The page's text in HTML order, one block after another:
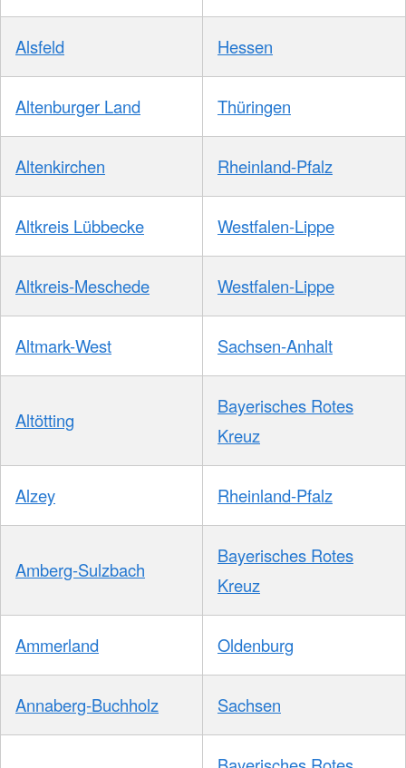
Alsfeld Hessen
Altenburger Land Thüringen
Altenkirchen Rheinland-Pfalz
Altkreis Lübbecke Westfalen-Lippe
Altkreis-Meschede Westfalen-Lippe
Altmark-West Sachsen-Anhalt
Altötting
Bayerisches Rotes
Kreuz
Alzey Rheinland-Pfalz
Amberg-Sulzbach
Bayerisches Rotes
Kreuz
Ammerland Oldenburg
Annaberg-Buchholz Sachsen